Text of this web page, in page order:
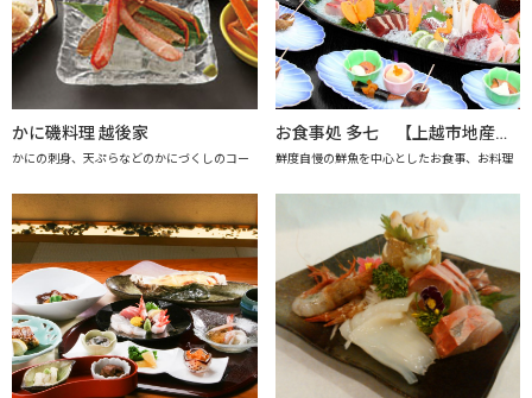
かに磯料理 越後家
かにの刺身、天ぷらなどのかにづくしのコー
お食事処 多七 【上越市地産地消推進の店認定店】
鮮度自慢の鮮魚を中心としたお食事、お料理